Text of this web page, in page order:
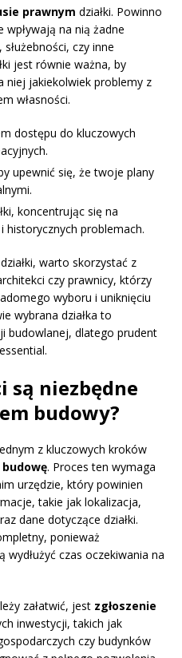
prawnym działki. Powinno
wpływają na nią żadne
czy inne
jest równie ważna, by
niej jakiekolwiek problemy z
własności.
dostępu do kluczowych
upewnić się, że twoje plany
koncentrując się na
historycznych problemach.
warto skorzystać z
czy prawnicy, którzy
wyboru i uniknięciu
wybrana działka to
budowlanej, dlatego prudent
są niezbędne
budowy?
z kluczowych kroków
. Proces ten wymaga
urzędzie, który powinien
takie jak lokalizacja,
dane dotyczące działki.
ponieważ
czas oczekiwania na
załatwić, jest zgłoszenie
inwestycji, takich jak
czy budynków